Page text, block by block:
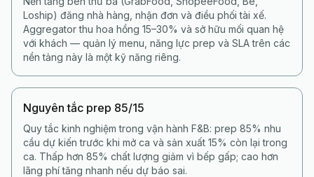
Loship) đăng nhà hàng, nhận đơn và điều phối tài xế.
Aggregator thu hoa hồng 15–30% và sở hữu mối quan hệ
với khách — quản lý menu, năng lực prep và SLA trên các
nền tảng này là một kỹ năng riêng.
Nguyên tắc prep 85/15
Quy tắc kinh nghiệm trong vận hành F&B: prep 85% nhu
cầu dự kiến trước khi mở ca và sản xuất 15% còn lại trong
ca. Thấp hơn 85% chất lượng giảm vì bếp gấp; cao hơn
lãng phí tăng nhanh nếu dự báo sai.